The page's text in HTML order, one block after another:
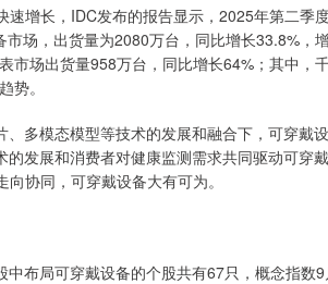
增长，IDC发布的报告显示，2025年第二季
场，出货量为2080万台，同比增长33.8%，
市场出货量958万台，同比增长64%；其中，
势。
多模态模型等技术的发展和融合下，可穿戴
发展和消费者对健康监测需求共同驱动可穿
协同，可穿戴设备大有可为。
布局可穿戴设备的个股共有67只，概念指数